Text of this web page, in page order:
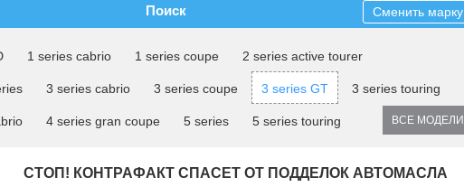
Поиск Сменить марку
1 series cabrio 1 series coupe 2 series active tourer
3 series cabrio 3 series coupe 3 series GT 3 series touring
4 series gran coupe 5 series 5 series touring ВСЕ МОДЕЛИ
СТОП! КОНТРАФАКТ СПАСЕТ ОТ ПОДДЕЛОК АВТОМАСЛА